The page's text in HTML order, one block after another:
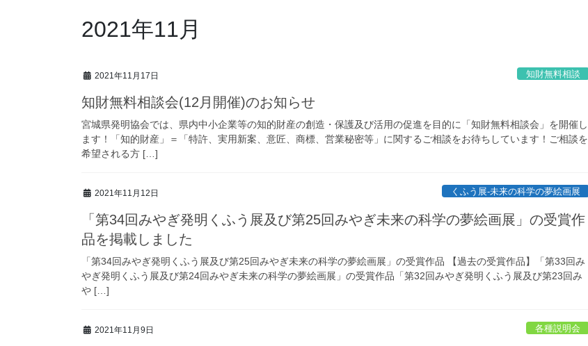
2021年11月
2021年11月17日 知財無料相談
知財無料相談会(12月開催)のお知らせ
宮城県発明協会では、県内中小企業等の知的財産の創造・保護及び活用の促進を目的に「知財無料相談会」を開催し
ます！「知的財産」＝「特許、実用新案、意匠、商標、営業秘密等」に関するご相談をお待ちしています！ご相談を
希望される方 […]
2021年11月12日 くふう展-未来の科学の夢絵画展
「第34回みやぎ発明くふう展及び第25回みやぎ未来の科学の夢絵画展」の受賞作
品を掲載しました
「第34回みやぎ発明くふう展及び第25回みやぎ未来の科学の夢絵画展」の受賞作品 【過去の受賞作品】「第33回み
やぎ発明くふう展及び第24回みやぎ未来の科学の夢絵画展」の受賞作品「第32回みやぎ発明くふう展及び第23回み
や […]
2021年11月9日 各種説明会